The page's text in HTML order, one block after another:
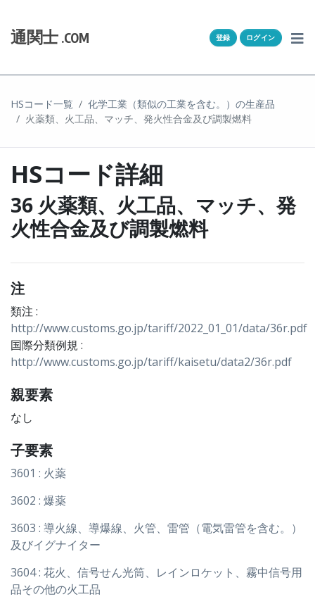
通関士 .COM 登録 ログイン
HSコード一覧
化学工業（類似の工業を含む。）の生産品
火薬類、火工品、マッチ、発火性合金及び調製燃料
HSコード詳細
36 火薬類、火工品、マッチ、発
火性合金及び調製燃料
注
類注 :
http://www.customs.go.jp/tariff/2022_01_01/data/36r.pdf
国際分類例規 :
http://www.customs.go.jp/tariff/kaisetu/data2/36r.pdf
親要素
なし
子要素
3601 : 火薬
3602 : 爆薬
3603 : 導火線、導爆線、火管、雷管（電気雷管を含む。）
及びイグナイター
3604 : 花火、信号せん光筒、レインロケット、霧中信号用
品その他の火工品
通関Ｑ＆Ａ
通関士NEWS
HSコード
ユーザー登録
ログイン